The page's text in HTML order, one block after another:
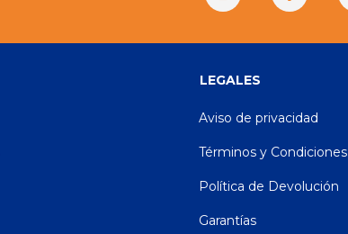
LEGALES
Aviso de privacidad
Términos y Condiciones
Política de Devolución
Garantías